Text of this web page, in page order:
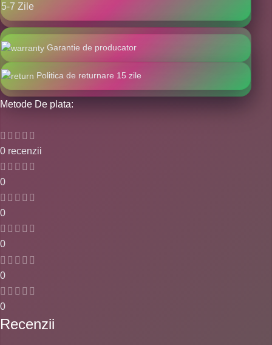
5-7 Zile
Garantie de producator
Politica de returnare 15 zile
Metode De plata:
0 recenzii
0
0
0
0
0
Recenzii